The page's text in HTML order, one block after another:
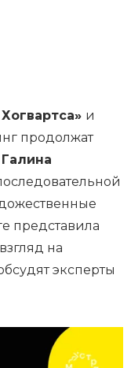
и
продолжат
Галина
представила
на
эксперты